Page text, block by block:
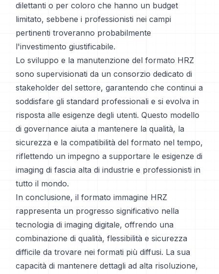
dilettanti o per coloro che hanno un budget
limitato, sebbene i professionisti nei campi
pertinenti troveranno probabilmente
l'investimento giustificabile.
Lo sviluppo e la manutenzione del formato HRZ
sono supervisionati da un consorzio dedicato di
stakeholder del settore, garantendo che continui a
soddisfare gli standard professionali e si evolva in
risposta alle esigenze degli utenti. Questo modello
di governance aiuta a mantenere la qualità, la
sicurezza e la compatibilità del formato nel tempo,
riflettendo un impegno a supportare le esigenze di
imaging di fascia alta di industrie e professionisti in
tutto il mondo.
In conclusione, il formato immagine HRZ
rappresenta un progresso significativo nella
tecnologia di imaging digitale, offrendo una
combinazione di qualità, flessibilità e sicurezza
difficile da trovare nei formati più diffusi. La sua
capacità di mantenere dettagli ad alta risoluzione,